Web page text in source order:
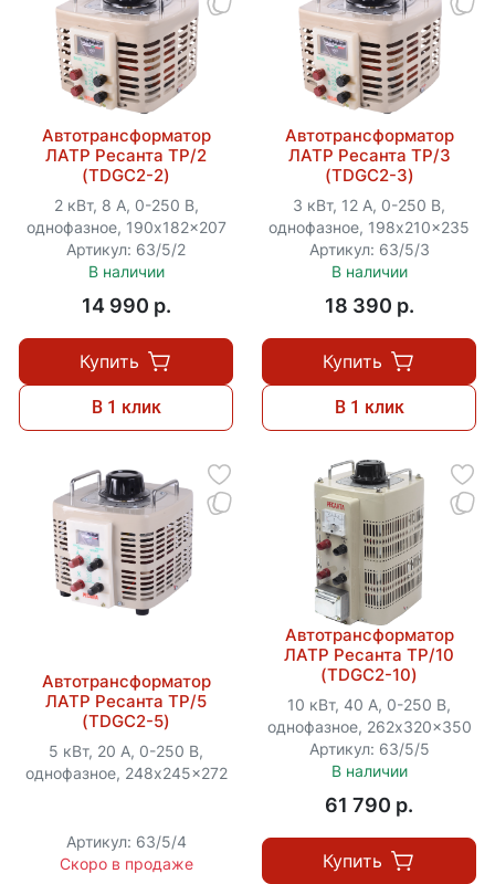
Автотрансформатор
ЛАТР Ресанта ТР/2
(TDGC2-2)
2 кВт, 8 А, 0-250 В,
однофазное, 190x182x207
Артикул: 63/5/2
В наличии
14 990 p.
Купить
В 1 клик
Автотрансформатор
ЛАТР Ресанта ТР/3
(TDGC2-3)
3 кВт, 12 А, 0-250 В,
однофазное, 198x210x235
Артикул: 63/5/3
В наличии
18 390 p.
Купить
В 1 клик
Автотрансформатор
ЛАТР Ресанта ТР/5
(TDGC2-5)
5 кВт, 20 А, 0-250 В,
однофазное, 248x245x272
Артикул: 63/5/4
Скоро в продаже
Автотрансформатор
ЛАТР Ресанта ТР/10
(TDGC2-10)
10 кВт, 40 А, 0-250 В,
однофазное, 262x320x350
Артикул: 63/5/5
В наличии
61 790 p.
Купить